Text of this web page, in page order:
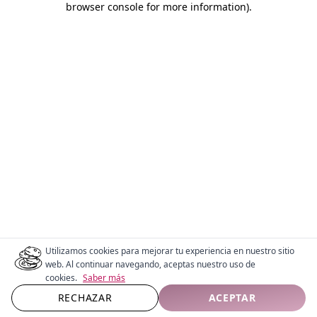
Utilizamos cookies para mejorar tu experiencia en nuestro sitio
web. Al continuar navegando, aceptas nuestro uso de
cookies. Saber más
RECHAZAR ACEPTAR
browser console for more information).